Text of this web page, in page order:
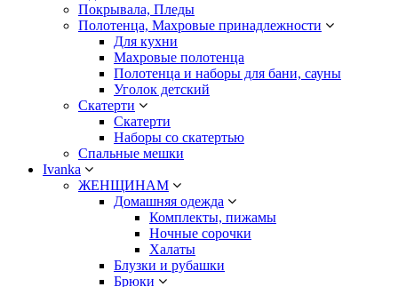
Покрывала, Пледы
Полотенца, Махровые принадлежности
Для кухни
Махровые полотенца
Полотенца и наборы для бани, сауны
Уголок детский
Скатерти
Скатерти
Наборы со скатертью
Спальные мешки
Ivanka
ЖЕНЩИНАМ
Домашняя одежда
Комплекты, пижамы
Ночные сорочки
Халаты
Блузки и рубашки
Брюки